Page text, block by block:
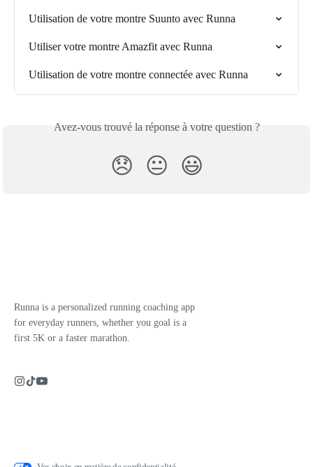
Utilisation de votre montre Suunto avec Runna
Utiliser votre montre Amazfit avec Runna
Utilisation de votre montre connectée avec Runna
Avez-vous trouvé la réponse à votre question ?
😞 😐 😃
Runna is a personalized running coaching app
for everyday runners, whether you goal is a
first 5K or a faster marathon.